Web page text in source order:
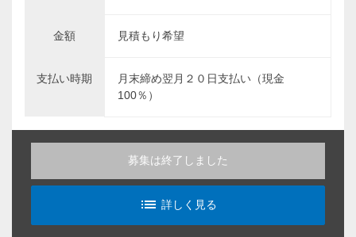
金額 見積もり希望
支払い時期
月末締め翌月２０日支払い（現金
100％）
募集は終了しました
list_alt
詳しく見る